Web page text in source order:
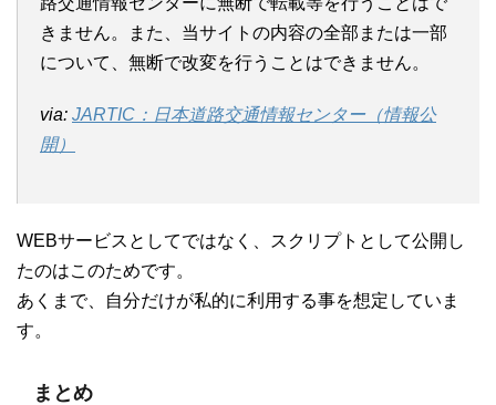
きません。また、当サイトの内容の全部または一部
について、無断で改変を行うことはできません。
via: JARTIC：日本道路交通情報センター（情報公
開）
WEBサービスとしてではなく、スクリプトとして公開し
たのはこのためです。
あくまで、自分だけが私的に利用する事を想定していま
す。
まとめ